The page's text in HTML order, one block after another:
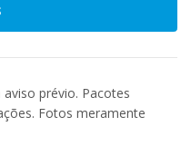
prévio. Pacotes
Fotos meramente